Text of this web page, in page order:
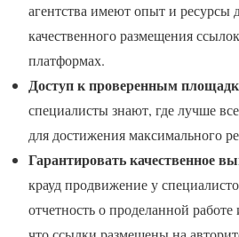
агентства имеют опыт и ресурсы
качественного размещения
платформах.
Доступ к проверенным
специалисты знают, где лучше
для достижения максимального
Гарантировать качественное
крауд продвижение у
отчетность о проделанной